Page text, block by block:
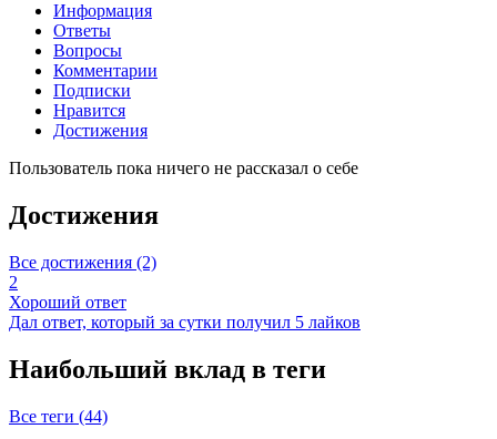
Информация
Ответы
Вопросы
Комментарии
Подписки
Нравится
Достижения
Пользователь пока ничего не рассказал о себе
Достижения
Все достижения (2)
2
Хороший ответ
Дал ответ, который за сутки получил 5 лайков
Наибольший вклад в теги
Все теги (44)